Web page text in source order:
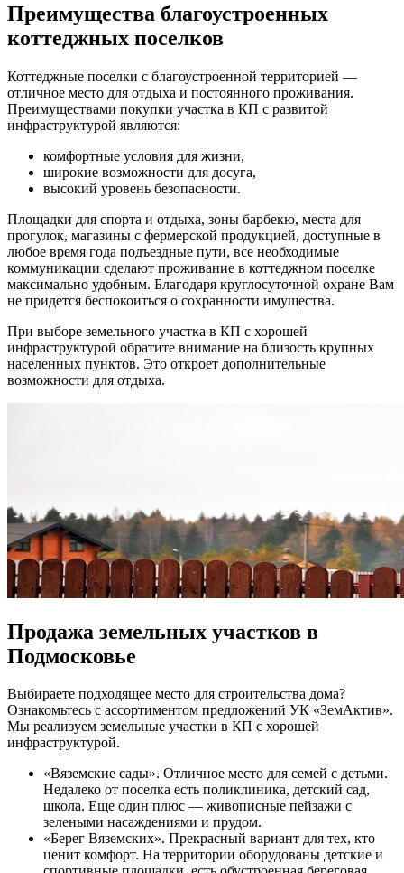
Преимущества благоустроенных
коттеджных поселков
Коттеджные поселки с благоустроенной территорией —
отличное место для отдыха и постоянного проживания.
Преимуществами покупки участка в КП с развитой
инфраструктурой являются:
комфортные условия для жизни,
широкие возможности для досуга,
высокий уровень безопасности.
Площадки для спорта и отдыха, зоны барбекю, места для
прогулок, магазины с фермерской продукцией, доступные в
любое время года подъездные пути, все необходимые
коммуникации сделают проживание в коттеджном поселке
максимально удобным. Благодаря круглосуточной охране Вам
не придется беспокоиться о сохранности имущества.
При выборе земельного участка в КП с хорошей
инфраструктурой обратите внимание на близость крупных
населенных пунктов. Это откроет дополнительные
возможности для отдыха.
Продажа земельных участков в
Подмосковье
Выбираете подходящее место для строительства дома?
Ознакомьтесь с ассортиментом предложений УК «ЗемАктив».
Мы реализуем земельные участки в КП с хорошей
инфраструктурой.
«Вяземские сады». Отличное место для семей с детьми.
Недалеко от поселка есть поликлиника, детский сад,
школа. Еще один плюс — живописные пейзажи с
зелеными насаждениями и прудом.
«Берег Вяземских». Прекрасный вариант для тех, кто
ценит комфорт. На территории оборудованы детские и